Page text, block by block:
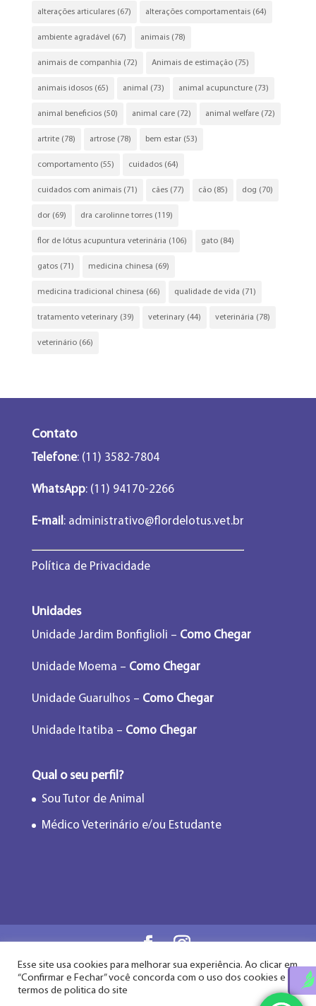
alterações articulares(67) alterações comportamentais(64)
ambiente agradável (67) animais(78)
animais de companhia (72) Animais de estimação(75)
animais idosos(65) animal (73) animal acupuncture(73)
animal beneficios(50) animal care(72) animal welfare(72)
artrite(78) artrose(78) bem estar(53)
comportamento(55) cuidados(64)
cuidados com animais(71) cães(77) cão(85) dog (70)
dor(69) dra carolinne torres(119)
flor de lótus acupuntura veterinária (106) gato(84)
gatos(71) medicina chinesa (69)
medicina tradicional chinesa (66) qualidade de vida (71)
tratamento veterinary(39) veterinary(44) veterinária (78)
veterinário(66)
Contato
Telefone: (11) 3582-7804
WhatsApp: (11) 94170-2266
E-mail :administrativo@flordelotus.vet.br
Política de Privacidade
Unidades
Unidade Jardim Bonfiglioli – Como Chegar
Unidade Moema – Como Chegar
Unidade Guarulhos – Como Chegar
Unidade Itatiba – Como Chegar
Qual o seu perfil?
Sou Tutor de Animal
Médico Veterinário e/ou Estudante
Flor de Lótus Acupuntura Veterinária® - Desde
Esse site usa cookies para melhorar sua experiência. Ao clicar em
“Confirmar e Fechar” você concorda com o uso dos cookies e
termos de politica do site